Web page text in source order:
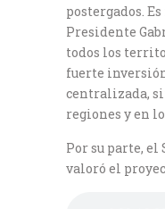
postergados.
Presidente
todos los
fuerte
centralizada,
regiones y en
Por su parte, el
valoró el